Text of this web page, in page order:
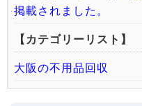
掲載されました。
【カテゴリーリスト】
大阪の不用品回収